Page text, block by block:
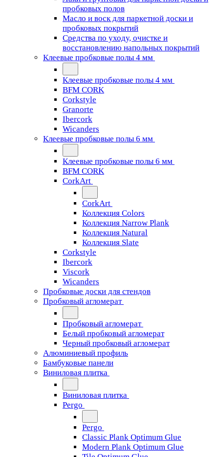
пробковых полов
Масло и воск для паркетной доски и
пробковых покрытий
Средства по уходу, очистке и
восстановлению напольных покрытий
Клеевые пробковые полы 4 мм
Клеевые пробковые полы 4 мм
BFM CORK
Corkstyle
Granorte
Ibercork
Wicanders
Клеевые пробковые полы 6 мм
Клеевые пробковые полы 6 мм
BFM CORK
CorkArt
CorkArt
Коллекция Colors
Коллекция Narrow Plank
Коллекция Natural
Коллекция Slate
Corkstyle
Ibercork
Viscork
Wicanders
Пробковые доски для стендов
Пробковый агломерат
Пробковый агломерат
Белый пробковый агломерат
Черный пробковый агломерат
Алюминиевый профиль
Бамбуковые панели
Виниловая плитка
Виниловая плитка
Pergo
Pergo
Classic Plank Optimum Glue
Modern Plank Optimum Glue